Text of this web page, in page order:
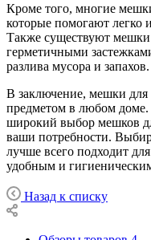
Кроме того, многие
которые помогают легко
Также существуют
герметичными
разлива мусора и запахов.
В заключение, мешки
предметом в любом доме.
широкий выбор мешков
ваши потребности.
лучше всего подходит
удобным и
Назад к списку